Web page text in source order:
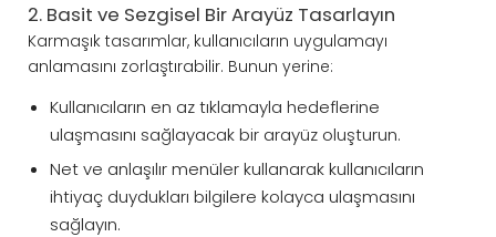
2. Basit ve Sezgisel Bir Arayüz Tasarlayın
Karmaşık tasarımlar, kullanıcıların uygulamayı
anlamasını zorlaştırabilir. Bunun yerine:
Kullanıcıların en az tıklamayla hedeflerine
ulaşmasını sağlayacak bir arayüz oluşturun.
Net ve anlaşılır menüler kullanarak kullanıcıların
ihtiyaç duydukları bilgilere kolayca ulaşmasını
sağlayın.